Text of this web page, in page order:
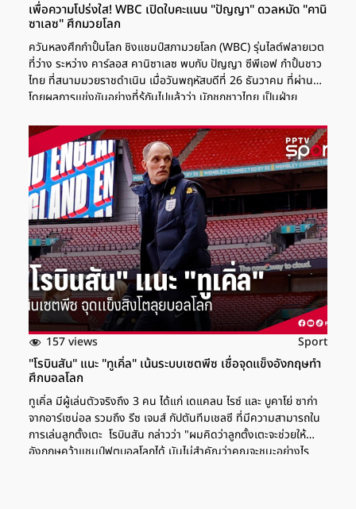
เพื่อความโปร่งใส! WBC เปิดใบคะแนน "ปัญญา" ดวลหมัด "คานิ
ซาเลซ" ศึกมวยโลก
ควันหลงศึกกำปั้นโลก ชิงแชมป์สภามวยโลก (WBC) รุ่นไลต์ฟลายเวต
ที่ว่าง ระหว่าง คาร์ลอส คานิซาเลซ พบกับ ปัญญา ซีพีเอฟ กำปั้นชาว
ไทย ที่สนามมวยราชดำเนิน เมื่อวันพฤหัสบดีที่ 26 ธันวาคม ที่ผ่านมา
โดยผลการแข่งขันอย่างที่รู้กันไปแล้วว่า นักชกชาวไทย เป็นฝ่าย
112 ผงาดคว้าแชมป์สภามวยโลก (WBC) รุ่นไลต์ฟลายเวต มาครอง
ได้สำเร็จ ล่าสุดหลังมีกระแสดราม่าหนักเกี่ยวกับการให้คะแนนของ
กรรมการทั้งสามท่าน ฝ่ายจัดการแข่งขันได้เผยใบคะแนนอย่างเป็น
ทางการของคู่นี้ออกมาให้แฟนๆ กำปั้นได้เห็นกัน สำหรับชัยชนะไฟต์
นี้ทำให้ ปัญญา ซีพีเอฟ กำปั้นชาวไทย คว้าแชมป์โลกรุ่นที่สอง หลัง
ก่อนหน้านี้เคยเป็นแชมป์สภามวยโลก รุ่น 105 ปอนด์ มาแล้ว อ่านเพิ่ม
เติม ประท้วงหลังไฟต์! "ทีมงานคานิซาเลซ" ไม่พอใจผลตัดสิน
"ปัญญา" ซิวแชมป์ WBC ชนะไม่เอกฉันท์! "ปัญญา" ยืนแลกหมัด
"คานิซาเลซ" คว้าแชมป์โลก WBC […]
157 views Sport
"โรบินสัน" แนะ "ทูเคิ่ล" เน้นระบบเซตพีซ เชื่อจุดแข็งอังกฤษทำ
ศึกบอลโลก
ทูเคิ่ล มีผู้เล่นตัวจริงถึง 3 คน ได้แก่ เดแคลน ไรซ์ และ บูคาโย่ ซาก่า
จากอาร์เซน่อล รวมถึง รีซ เจมส์ กัปตันทีมเชลซี ที่มีความสามารถใน
การเล่นลูกตั้งเตะ โรบินสัน กล่าวว่า "ผมคิดว่าลูกตั้งเตะจะช่วยให้
อังกฤษคว้าแชมป์ฟุตบอลโลกได้ มันไม่สำคัญว่าคุณจะชนะอย่างไร